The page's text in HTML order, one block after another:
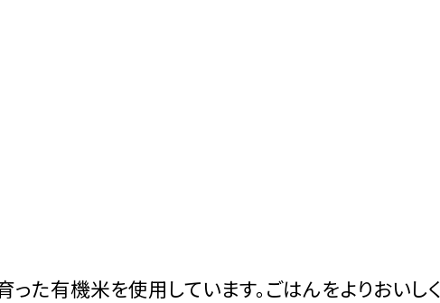
た有機米を使用しています。ごはんをよりおいしく